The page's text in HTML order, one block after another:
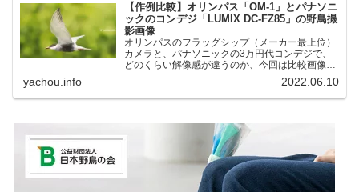
【作例比較】オリンパス「OM-1」とパナソニ
ックのコンデジ「LUMIX DC-FZ85」の野鳥撮
影画像
オリンパスのフラッグシップ（メーカー最上位）
カメラと、パナソニックの3万円代コンデジで、
どのくらい解像感が違うのか、今回は比較画像を
紹介します。私はコンデジを愛用しているのです
が、相棒がオリンパス「OM-1」を使い始めたと
ころ、同じ被写体で...
yachou.info 2022.06.10